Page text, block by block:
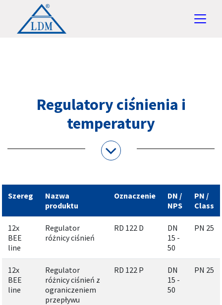
Regulatory ciśnienia i
temperatury
Szereg
Nazwa
produktu
Oznaczenie
DN /
NPS
PN /
Class
12x
BEE
line
Regulator
różnicy ciśnień
RD 122 D
DN
15 -
50
PN 25
12x
BEE
line
Regulator
różnicy ciśnień z
ograniczeniem
przepływu
RD 122 P
DN
15 -
50
PN 25